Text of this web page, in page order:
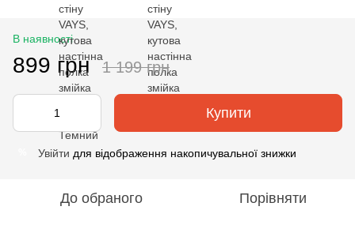
В наявності
899 грн 1 199 грн
Купити
Увійти для відображення накопичувальної знижки
До обраного Порівняти